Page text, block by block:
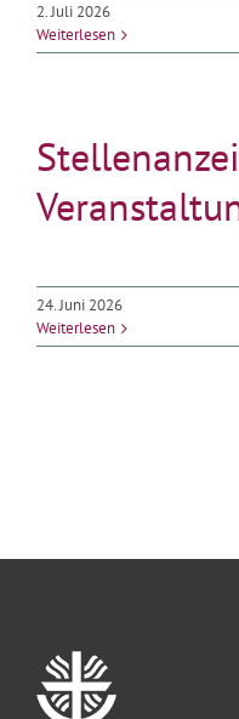
2. Juli 2026
Weiterlesen
24. Juni 2026
Weiterlesen